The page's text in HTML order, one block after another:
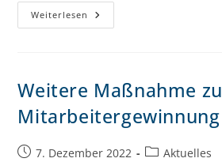
Weiterlesen
Weitere Maßnahme
7. Dezember 2022 Aktuelles